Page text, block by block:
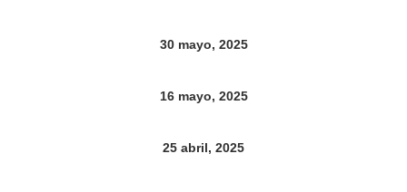
30 mayo, 2025
16 mayo, 2025
25 abril, 2025